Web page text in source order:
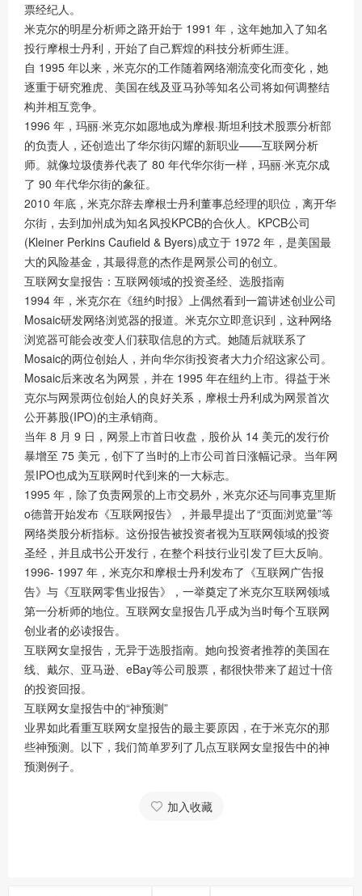
票经纪人。
米克尔的明星分析师之路开始于 1991 年，这年她加入了知名
投行摩根士丹利，开始了自己辉煌的科技分析师生涯。
自 1995 年以来，米克尔的工作随着网络潮流变化而变化，她
逐重于研究雅虎、美国在线及亚马孙等知名公司将如何调整结
构并相互竞争。
1996 年，玛丽·米克尔如愿地成为摩根·斯坦利技术股票分析部
的负责人，还创造出了华尔街闪耀的新职业——互联网分析
师。就像垃圾债券代表了 80 年代华尔街一样，玛丽·米克尔成
了 90 年代华尔街的象征。
2010 年底，米克尔辞去摩根士丹利董事总经理的职位，离开华
尔街，去到加州成为知名风投KPCB的合伙人。KPCB公司
(Kleiner Perkins Caufield & Byers)成立于 1972 年，是美国最
大的风险基金，其最得意的杰作是网景公司的创立。
互联网女皇报告：互联网领域的投资圣经、选股指南
1994 年，米克尔在《纽约时报》上偶然看到一篇讲述创业公司
Mosaic研发网络浏览器的报道。米克尔立即意识到，这种网络
浏览器可能会改变人们获取信息的方式。她随后就联系了
Mosaic的两位创始人，并向华尔街投资者大力介绍这家公司。
Mosaic后来改名为网景，并在 1995 年在纽约上市。得益于米
克尔与网景两位创始人的良好关系，摩根士丹利成为网景首次
公开募股(IPO)的主承销商。
当年 8 月 9 日，网景上市首日收盘，股价从 14 美元的发行价
暴增至 75 美元，创下了当时的上市公司首日涨幅记录。当年网
景IPO也成为互联网时代到来的一大标志。
1995 年，除了负责网景的上市交易外，米克尔还与同事克里斯
o德普开始发布《互联网报告》，并最早提出了“页面浏览量”等
网络类股分析指标。这份报告被投资者视为互联网领域的投资
圣经，并且成书公开发行，在整个科技行业引发了巨大反响。
1996- 1997 年，米克尔和摩根士丹利发布了《互联网广告报
告》与《互联网零售业报告》，一举奠定了米克尔互联网领域
第一分析师的地位。互联网女皇报告几乎成为当时每个互联网
创业者的必读报告。
互联网女皇报告，无异于选股指南。她向投资者推荐的美国在
线、戴尔、亚马逊、eBay等公司股票，都很快带来了超过十倍
的投资回报。
互联网女皇报告中的“神预测”
业界如此看重互联网女皇报告的最主要原因，在于米克尔的那
些神预测。以下，我们简单罗列了几点互联网女皇报告中的神
预测例子。
加入收藏